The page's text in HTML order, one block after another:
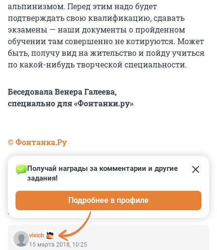
альпинизмом. Перед этим надо будет
подтверждать свою квалификацию, сдавать
экзамены — наши документы о пройденном
обучении там совершенно не котируются. Может
быть, получу вид на жительство и пойду учиться
по какой-нибудь творческой специальности.
Беседовала Венера Галеева,
специально для «Фонтанки.ру»
© Фонтанка.Ру
КОММЕНТАРИИ 17
vivich
Получай награды за комментарии и другие
задания!
Подробнее в профиле
15 марта 2018, 10:25